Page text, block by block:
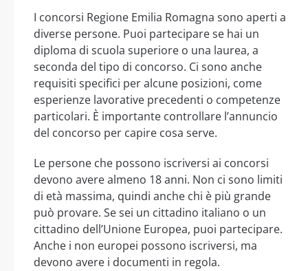
I concorsi Regione Emilia Romagna sono aperti a
diverse persone. Puoi partecipare se hai un
diploma di scuola superiore o una laurea, a
seconda del tipo di concorso. Ci sono anche
requisiti specifici per alcune posizioni, come
esperienze lavorative precedenti o competenze
particolari. È importante controllare l’annuncio
del concorso per capire cosa serve.
Le persone che possono iscriversi ai concorsi
devono avere almeno 18 anni. Non ci sono limiti
di età massima, quindi anche chi è più grande
può provare. Se sei un cittadino italiano o un
cittadino dell’Unione Europea, puoi partecipare.
Anche i non europei possono iscriversi, ma
devono avere i documenti in regola.